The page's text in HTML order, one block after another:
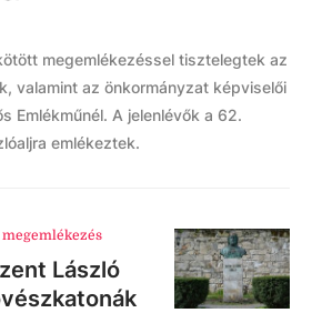
megemlékezéssel tisztelegtek az
valamint az önkormányzat képviselői
Emlékműnél. A jelenlévők a 62.
emlékeztek.
megemlékezés
László